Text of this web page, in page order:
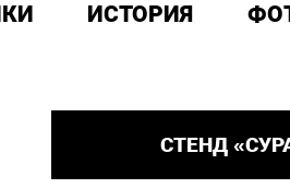
ИСТОРИЯ
СТЕНД